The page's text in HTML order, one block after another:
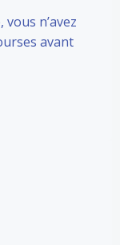
n’avez
avant